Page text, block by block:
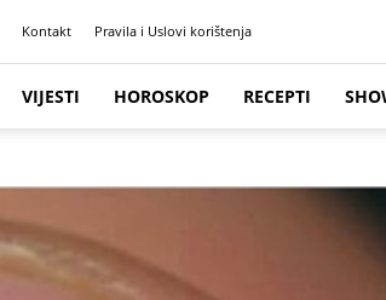
Kontakt Pravila i Uslovi korištenja
VIJESTI HOROSKOP RECEPTI